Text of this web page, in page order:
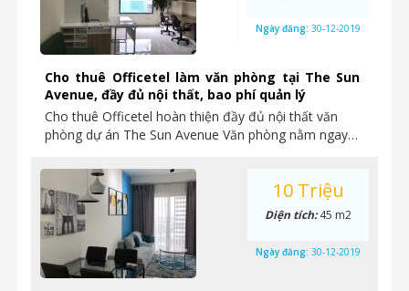
Cho thuê Officetel làm văn phòng tại The Sun
Avenue, đầy đủ nội thất, bao phí quản lý
Cho thuê Officetel hoàn thiện đầy đủ nội thất văn
phòng dự án The Sun Avenue Văn phòng nằm ngay…
Ngày đăng: 30-12-2019
10 Triệu
Diện tích:45 m2
Ngày đăng: 30-12-2019